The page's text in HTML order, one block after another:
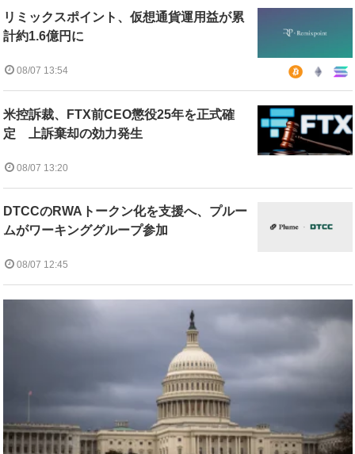
リミックスポイント、仮想通貨運用益が累
計約1.6億円に
08/07 13:54
米控訴裁、FTX前CEO懲役25年を正式確
定 上訴棄却の効力発生
08/07 13:20
DTCCのRWAトークン化を支援へ、プルー
ムがワーキンググループ参加
08/07 12:45